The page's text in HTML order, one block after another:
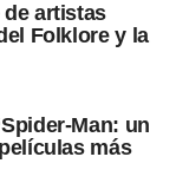
artistas
Folklore y la
Man: un
más